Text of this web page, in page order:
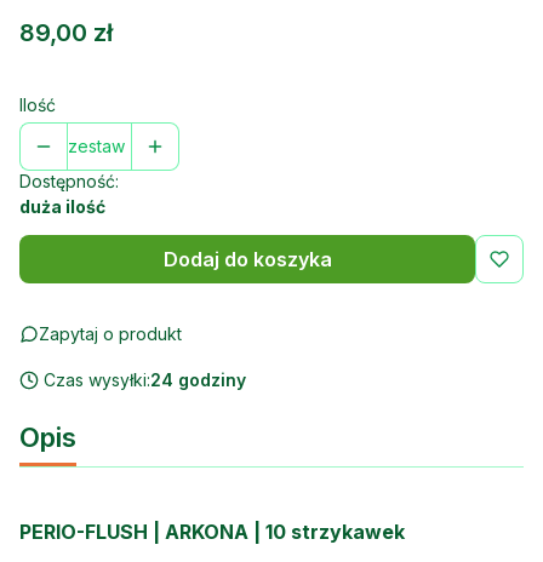
Cena
89,00 zł
Ilość
zestaw
Dostępność:
duża ilość
Dodaj do koszyka
Zapytaj o produkt
Czas wysyłki:24 godziny
Opis
PERIO-FLUSH | ARKONA | 10 strzykawek